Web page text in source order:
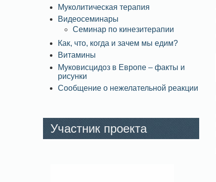
Муколитическая терапия
Видеосеминары
Семинар по кинезитерапии
Как, что, когда и зачем мы едим?
Витамины
Муковисцидоз в Европе – факты и
рисунки
Сообщение о нежелательной реакции
Участник проекта